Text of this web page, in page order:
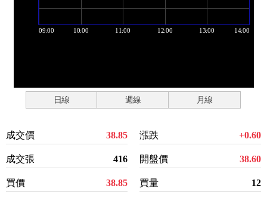
日線 週線 月線
成交價 38.85
成交張 416
買價 38.85
漲跌 +0.60
開盤價 38.60
買量 12